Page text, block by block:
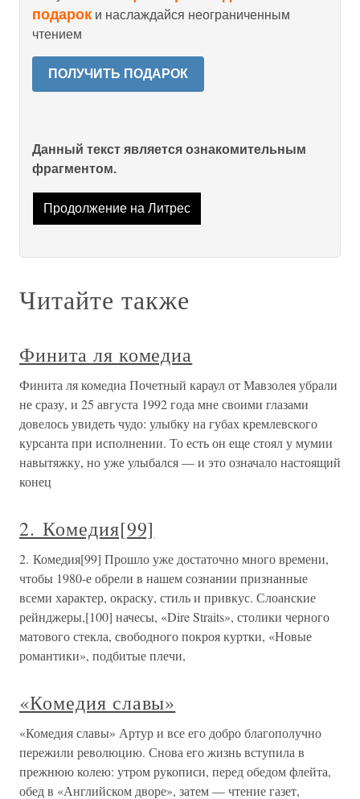
подарок и наслаждайся неограниченным
чтением
ПОЛУЧИТЬ ПОДАРОК
Данный текст является ознакомительным
фрагментом.
Продолжение на Литрес
Читайте также
Финита ля комедиа
Финита ля комедиа Почетный караул от Мавзолея убрали
не сразу, и 25 августа 1992 года мне своими глазами
довелось увидеть чудо: улыбку на губах кремлевского
курсанта при исполнении. То есть он еще стоял у мумии
навытяжку, но уже улыбался — и это означало настоящий
конец
2. Комедия[99]
2. Комедия[99] Прошло уже достаточно много времени,
чтобы 1980-е обрели в нашем сознании признанные
всеми характер, окраску, стиль и привкус. Слоанские
рейнджеры,[100] начесы, «Dire Straits», столики черного
матового стекла, свободного покроя куртки, «Новые
романтики», подбитые плечи,
«Комедия славы»
«Комедия славы» Артур и все его добро благополучно
пережили революцию. Снова его жизнь вступила в
прежнюю колею: утром рукописи, перед обедом флейта,
обед в «Английском дворе», затем — чтение газет,